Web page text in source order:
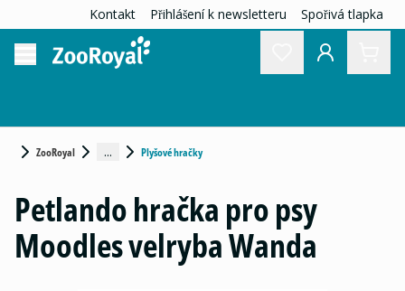
Kontakt Přihlášení k newsletteru Spořivá tlapka
ZooRoyal ... Plyšové hračky
Petlando hračka pro psy
Moodles velryba Wanda